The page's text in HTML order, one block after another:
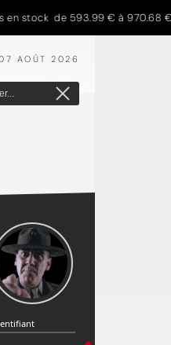
de 593.99 € à 970.68 €
AOÛT 2026